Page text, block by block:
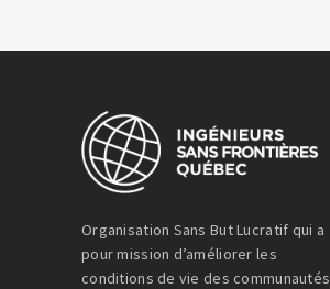
Organisation Sans But Lucratif qui a
pour mission d’améliorer les
conditions de vie des communautés